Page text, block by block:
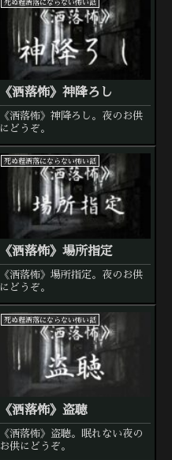
死ぬ程洒落にならない怖い話
《洒落怖》神降ろし
《洒落怖》神降ろし。夜のお供
にどうぞ。
死ぬ程洒落にならない怖い話
《洒落怖》場所指定
《洒落怖》場所指定。夜のお供
にどうぞ。
死ぬ程洒落にならない怖い話
《洒落怖》盗聴
《洒落怖》盗聴。眠れない夜の
お供にどうぞ。